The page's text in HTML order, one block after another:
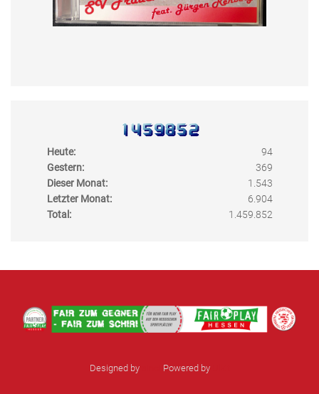
Heute:
94
Gestern:
369
Dieser Monat:
1.543
Letzter Monat:
6.904
Total:
1.459.852
Designed by Powered by